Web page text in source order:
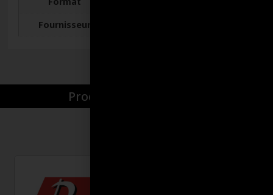
Fournisseur
Produits par catégories